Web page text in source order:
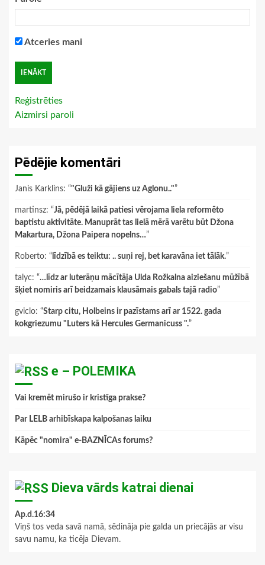
Atceries mani
Reģistrēties
Aizmirsi paroli
Pēdējie komentāri
Janis Karklins: “"Gluži kā gājiens uz Aglonu.."”
martinsz: “Jā, pēdējā laikā patiesi vērojama liela reformēto
baptistu aktivitāte. Manuprāt tas lielā mērā varētu būt Džona
Makartura, Džona Paipera nopelns…”
Roberto: “ līdzībā es teiktu: .. suņi rej, bet karavāna iet tālāk.”
talyc: “…līdz ar luterāņu mācītāja Ulda Rožkalna aiziešanu mūžībā
šķiet nomiris arī beidzamais klausāmais gabals tajā radio”
gviclo: “Starp citu, Holbeins ir pazīstams arī ar 1522. gada
kokgriezumu "Luters kā Hercules Germanicuss ".”
e – POLEMIKA
Vai kremēt mirušo ir kristīga prakse?
Par LELB arhibīskapa kalpošanas laiku
Kāpēc "nomira" e-BAZNĪCAs forums?
Dieva vārds katrai dienai
Ap.d.16:34
Viņš tos veda savā namā, sēdināja pie galda un priecājās ar visu
savu namu, ka ticēja Dievam.